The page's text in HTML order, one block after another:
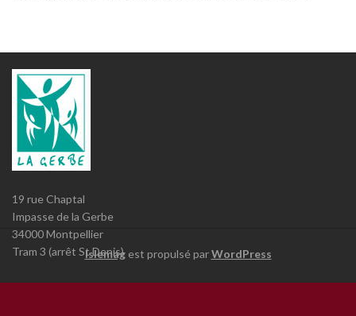
19 rue Chaptal
Impasse de la Gerbe
34000 Montpellier
Tram 3 (arrêt St Denis)
Islemagest propulsé parWordPress